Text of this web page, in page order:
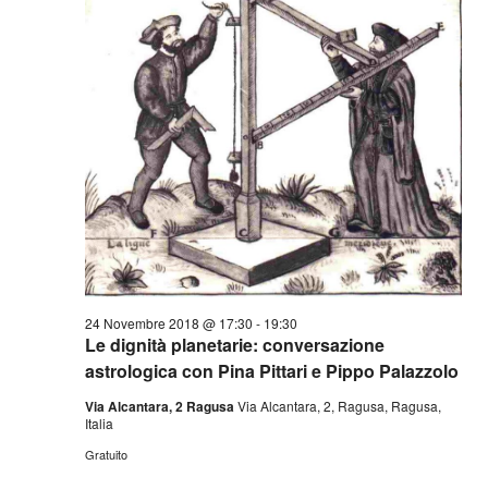
Le dignità planetarie: conversazione
astrologica con Pina Pittari e Pippo Palazzolo
24 Novembre 2018 @ 17:30 - 19:30
Via Alcantara, 2 RagusaVia Alcantara, 2, Ragusa, Ragusa,
Italia
Gratuito